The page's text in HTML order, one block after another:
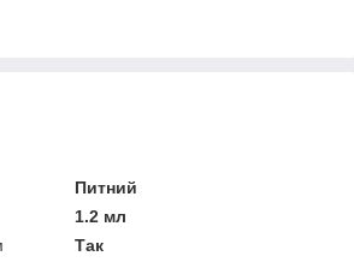
Питний
1.2 мл
Так